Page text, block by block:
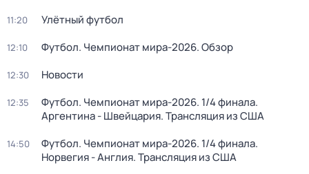
11:20 Улётный футбол
12:10 Футбол. Чемпионат мира-2026. Обзор
12:30 Новости
12:35
Футбол. Чемпионат мира-2026. 1/4 финала.
Аргентина - Швейцария. Трансляция из США
14:50
Футбол. Чемпионат мира-2026. 1/4 финала.
Норвегия - Англия. Трансляция из США